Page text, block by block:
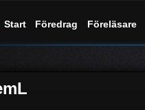
Start Föredrag Föreläsare